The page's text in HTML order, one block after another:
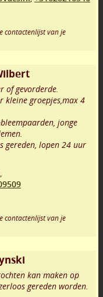
contactenlijst van je
of gevorderde.
kleine groepjes,max 4
jonge
gereden, lopen 24 uur
contactenlijst van je
kan maken op
gereden worden.